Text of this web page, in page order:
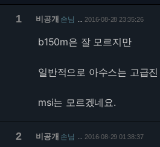
1 비공개 손님 2016-08-28 23:35:26
b150m은 잘 모르지만
일반적으로 아수스는 고급
msi는 모르겠네요.
2 비공개 손님 2016-08-29 01:38:37